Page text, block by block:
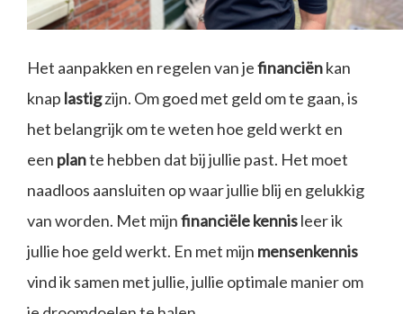
Het aanpakken en regelen van jefinanciënkan
knap lastigzijn. Om goed met geld om te gaan, is
het belangrijk om te weten hoe geld werkt en
een plante hebben dat bij jullie past. Het moet
naadloos aansluiten op waar jullie blij en gelukkig
van worden. Met mijnfinanciële kennisleer ik
jullie hoe geld werkt. En met mijn mensenkennis
vind ik samen met jullie, jullie optimale manier om